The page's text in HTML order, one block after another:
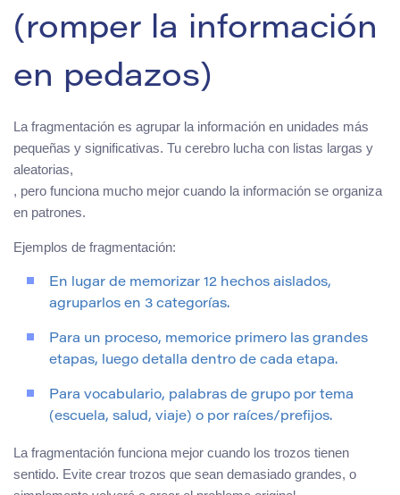
(romper la información
en pedazos)
La fragmentación es agrupar la información en unidades más
pequeñas y significativas. Tu cerebro lucha con listas largas y
aleatorias,
, pero funciona mucho mejor cuando la información se organiza
en patrones.
Ejemplos de fragmentación:
En lugar de memorizar 12 hechos aislados,
agruparlos en 3 categorías.
Para un proceso, memorice primero las grandes
etapas, luego detalla dentro de cada etapa.
Para vocabulario, palabras de grupo por tema
(escuela, salud, viaje) o por raíces/prefijos.
La fragmentación funciona mejor cuando los trozos tienen
sentido. Evite crear trozos que sean demasiado grandes, o